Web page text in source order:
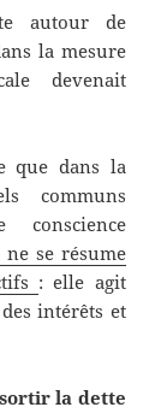
autour de
la mesure
devenait
que dans la
communs
conscience
ne se résume
: elle agit
intérêts et
la dette